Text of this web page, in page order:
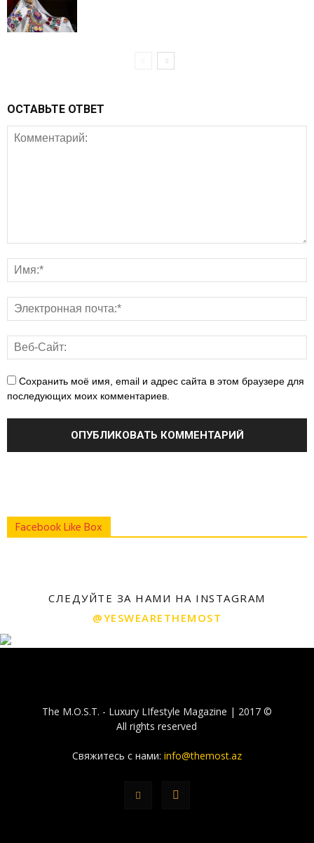
ОСТАВЬТЕ ОТВЕТ
Сохранить моё имя, email и адрес сайта в этом браузере для
последующих моих комментариев.
Facebook Like Box
СЛЕДУЙТЕ ЗА НАМИ НА INSTAGRAM
@YESWEARETHEMOST
The M.O.S.T. - Luxury LIfestyle Magazine | 2017 ©
All rights reserved
Свяжитесь с нами: info@themost.az